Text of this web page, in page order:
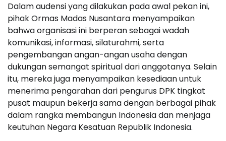
Dalam audensi yang dilakukan pada awal pekan ini,
pihak Ormas Madas Nusantara menyampaikan
bahwa organisasi ini berperan sebagai wadah
komunikasi, informasi, silaturahmi, serta
pengembangan angan-angan usaha dengan
dukungan semangat spiritual dari anggotanya. Selain
itu, mereka juga menyampaikan kesediaan untuk
menerima pengarahan dari pengurus DPK tingkat
pusat maupun bekerja sama dengan berbagai pihak
dalam rangka membangun Indonesia dan menjaga
keutuhan Negara Kesatuan Republik Indonesia.